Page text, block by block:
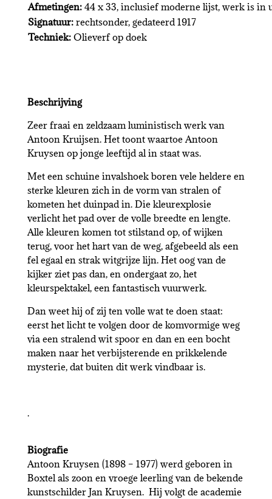
Afmetingen:44 x 33, inclusief moderne lijst, werk is in
Signatuur:rechtsonder, gedateerd 1917
Techniek: Olieverf op doek
Beschrijving
Zeer fraai en zeldzaam luministisch werk van
Antoon Kruijsen. Het toont waartoe Antoon
Kruysen op jonge leeftijd al in staat was.
Met een schuine invalshoek boren vele heldere en
sterke kleuren zich in de vorm van stralen of
kometen het duinpad in. Die kleurexplosie
verlicht het pad over de volle breedte en lengte.
Alle kleuren komen tot stilstand op, of wijken
terug, voor het hart van de weg, afgebeeld als een
fel egaal en strak witgrijze lijn. Het oog van de
kijker ziet pas dan, en ondergaat zo, het
kleurspektakel, een fantastisch vuurwerk.
Dan weet hij of zij ten volle wat te doen staat:
eerst het licht te volgen door de komvormige weg
via een stralend wit spoor en dan en een bocht
maken naar het verbijsterende en prikkelende
mysterie, dat buiten dit werk vindbaar is.
.
Biografie
Antoon Kruysen (1898 – 1977) werd geboren in
Boxtel als zoon en vroege leerling van de bekende
kunstschilder Jan Kruysen. Hij volgt de academie